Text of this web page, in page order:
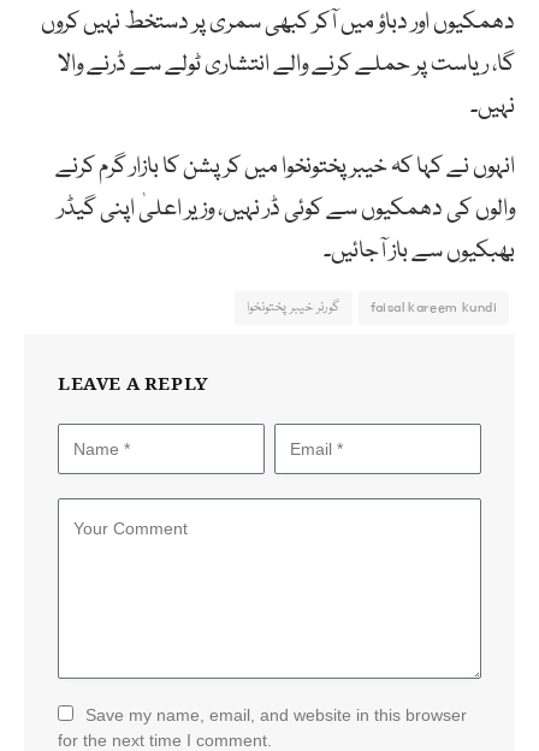
دھمکیوں اور دباؤ میں آکر کبھی سمری پر دستخط نہیں کروں
گا، ریاست پر حملے کرنے والے انتشاری ٹولے سے ڈرنے والا
نہیں۔
انہوں نے کہا کہ خیبرپختونخوا میں کرپشن کا بازار گرم کرنے
والوں کی دھمکیوں سے کوئی ڈر نہیں، وزیر اعلیٰ اپنی گیڈر
بھبکیوں سے باز آجائیں۔
faisal kareem kundi گورنر خیبرپختونخوا
LEAVE A REPLY
Save my name, email, and website in this browser
for the next time I comment.